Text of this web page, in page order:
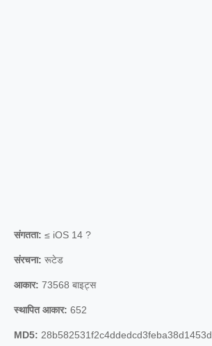
संगतता: ≤ iOS 14 ?
संरचना: रूटेड
आकार: 73568 बाइट्स
स्थापित आकार: 652
MD5: 28b582531f2c4ddedcd3feba38d1453d